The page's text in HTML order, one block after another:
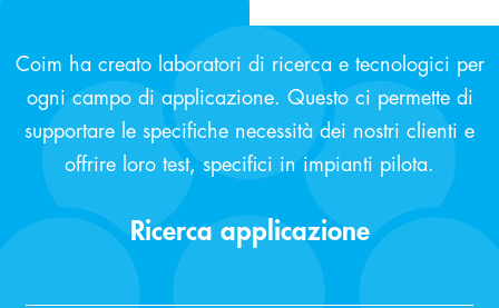
Coim ha creato laboratori di ricerca e tecnologici per
ogni campo di applicazione. Questo ci permette di
supportare le specifiche necessità dei nostri clienti e
offrire loro test, specifici in impianti pilota.
Ricerca applicazione